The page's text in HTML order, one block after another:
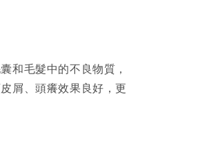
和毛髮中的不良物質，
屑、頭癢效果良好，更